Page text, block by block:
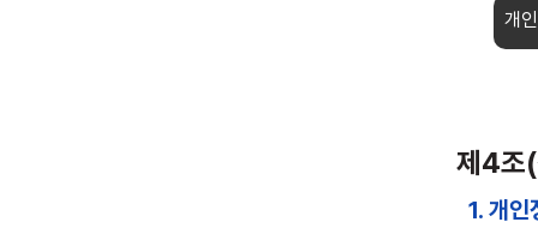
개
제4조(
1. 개인